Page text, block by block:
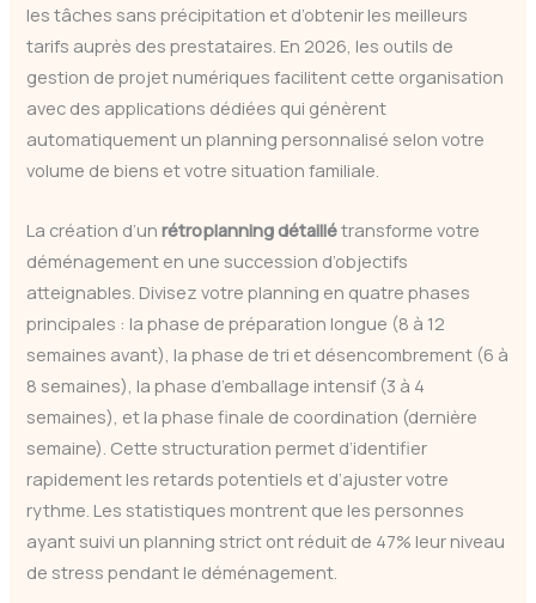
les tâches sans précipitation et d’obtenir les meilleurs
tarifs auprès des prestataires. En 2026, les outils de
gestion de projet numériques facilitent cette organisation
avec des applications dédiées qui génèrent
automatiquement un planning personnalisé selon votre
volume de biens et votre situation familiale.
La création d’unrétroplanning détaillétransforme votre
déménagement en une succession d’objectifs
atteignables. Divisez votre planning en quatre phases
principales : la phase de préparation longue (8 à 12
semaines avant), la phase de tri et désencombrement (6 à
8 semaines), la phase d’emballage intensif (3 à 4
semaines), et la phase finale de coordination (dernière
semaine). Cette structuration permet d’identifier
rapidement les retards potentiels et d’ajuster votre
rythme. Les statistiques montrent que les personnes
ayant suivi un planning strict ont réduit de 47% leur niveau
de stress pendant le déménagement.